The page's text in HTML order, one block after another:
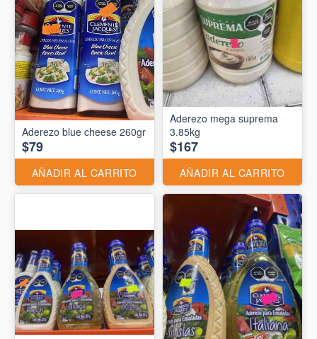
Aderezo blue cheese 260gr
$79
AÑADIR AL CARRITO
Aderezo mega suprema
3.85kg
$167
AÑADIR AL CARRITO